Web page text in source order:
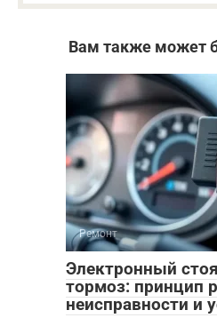
Вам также может
Ремонт
Электронный
тормоз: принцип
неисправности и